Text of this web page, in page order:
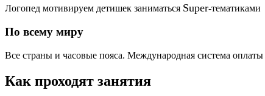
Логопед мотивируем детишек заниматься Super-тематиками
По всему миру
Все страны и часовые пояса. Международная система оплаты
Как проходят занятия